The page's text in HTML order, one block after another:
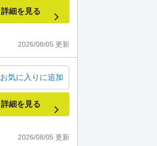
2026/08/05 更新
詳細を見る
2026/08/05 更新
お気に入りに追加
詳細を見る